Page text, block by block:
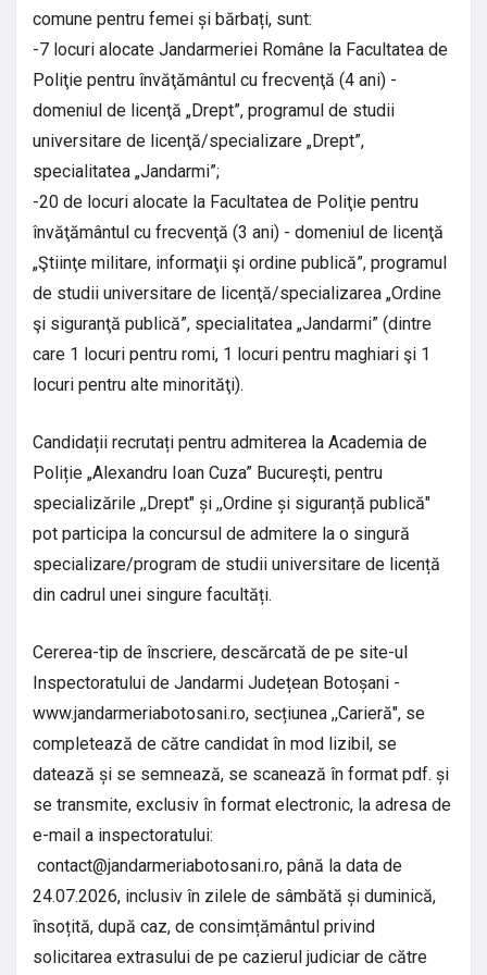
comune pentru femei și bărbați, sunt:
-7 locuri alocate Jandarmeriei Române la Facultatea de
Poliţie pentru învăţământul cu frecvenţă (4 ani) -
domeniul de licenţă „Drept”, programul de studii
universitare de licenţă/specializare „Drept”,
specialitatea „Jandarmi”;
-20 de locuri alocate la Facultatea de Poliţie pentru
învăţământul cu frecvenţă (3 ani) - domeniul de licenţă
„Ştiinţe militare, informaţii şi ordine publică”, programul
de studii universitare de licenţă/specializarea „Ordine
şi siguranţă publică”, specialitatea „Jandarmi” (dintre
care 1 locuri pentru romi, 1 locuri pentru maghiari şi 1
locuri pentru alte minorităţi).
Candidații recrutați pentru admiterea la Academia de
Poliție „Alexandru Ioan Cuza” Bucureşti, pentru
specializările ,,Drept" și ,,Ordine și siguranță publică"
pot participa la concursul de admitere la o singură
specializare/program de studii universitare de licență
din cadrul unei singure facultăți.
Cererea-tip de înscriere, descărcată de pe site-ul
Inspectoratului de Jandarmi Județean Botoșani -
www.jandarmeriabotosani.ro, secțiunea ,,Carieră", se
completează de către candidat în mod lizibil, se
datează și se semnează, se scanează în format pdf. și
se transmite, exclusiv în format electronic, la adresa de
e-mail a inspectoratului:
contact@jandarmeriabotosani.ro, până la data de
24.07.2026, inclusiv în zilele de sâmbătă și duminică,
însoțită, după caz, de consimțământul privind
solicitarea extrasului de pe cazierul judiciar de către